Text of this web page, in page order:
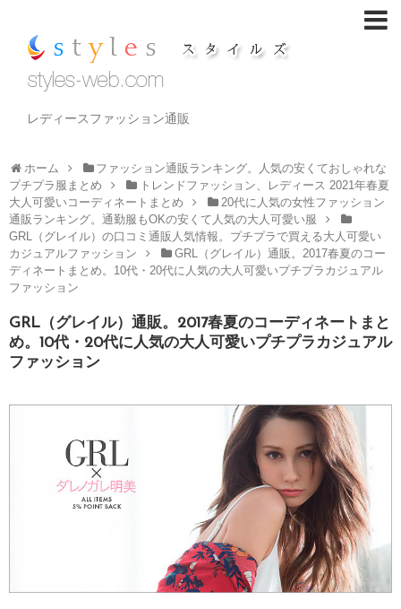
レディースファッション通販
ホーム
ファッション通販ランキング。人気の安くておしゃれな
プチプラ服まとめ
トレンドファッション、レディース 2021年春夏
大人可愛いコーディネートまとめ
20代に人気の女性ファッション
通販ランキング。通勤服もOKの安くて人気の大人可愛い服
GRL（グレイル）の口コミ通販人気情報。プチプラで買える大人可愛い
カジュアルファッション
GRL（グレイル）通販。2017春夏のコー
ディネートまとめ。10代・20代に人気の大人可愛いプチプラカジュアル
ファッション
GRL（グレイル）通販。2017春夏のコーディネートまと
め。10代・20代に人気の大人可愛いプチプラカジュアル
ファッション